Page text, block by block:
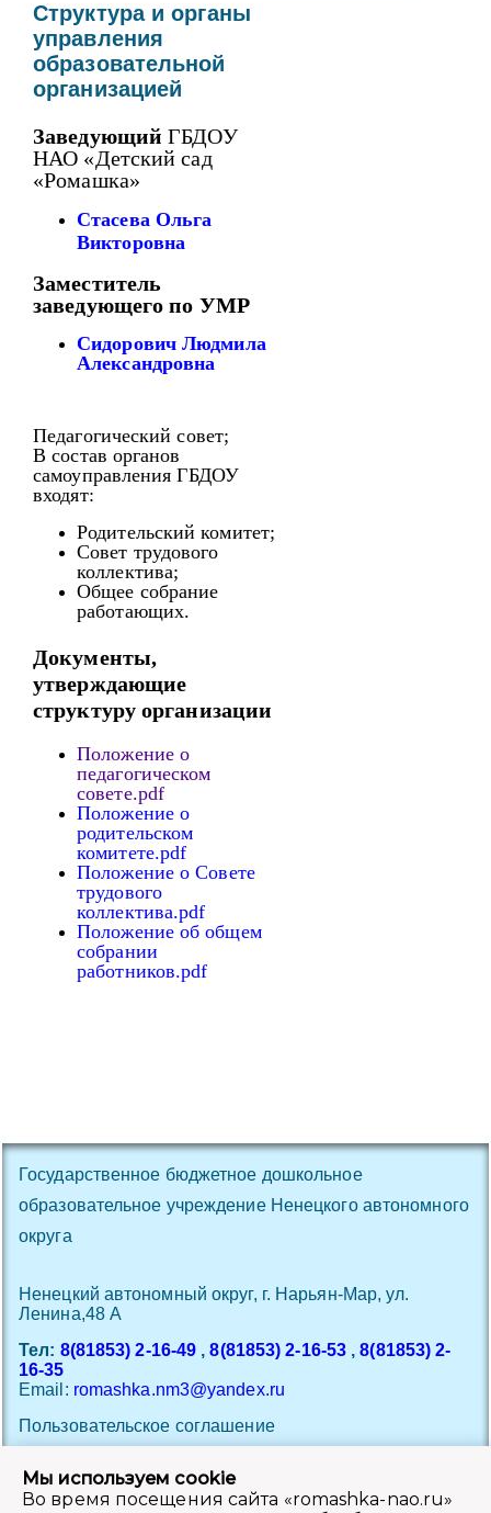
Структура и органы
управления
образовательной
организацией
ЗаведующийГБДОУ
НАО «Детский сад
«Ромашка»
Стасева Ольга
Викторовна
Заместитель
заведующего по УМР
Сидорович Людмила
Александровна
Педагогический совет;
В состав органов
самоуправления ГБДОУ
входят:
Родительский комитет;
Совет трудового
коллектива;
Общее собрание
работающих.
Документы,
утверждающие
структуру организации
Положение о
педагогическом
совете.pdf
Положение о
родительском
комитете.pdf
Положение о Совете
трудового
коллектива.pdf
Положение об общем
собрании
работников.pdf
Государственное бюджетное дошкольное
образовательное учреждение Ненецкого автономного
округа
Ненецкий автономный округ, г. Нарьян-Мар, ул.
Ленина,48 A
Тел: 8(81853) 2-16-49 ,8(81853) 2-16-53 ,8(81853) 2-
16-35
Email: romashka.nm3@yandex.ru
Пользовательское соглашение
Мы используем cookie
Во время посещения сайта «romashka-nao.ru»